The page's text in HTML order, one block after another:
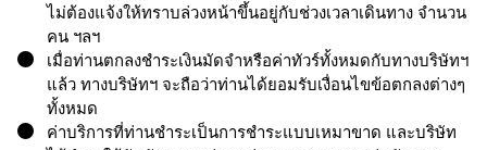
ไม่ต้องแจ้งให้ทราบล่วงหน้าขึ้นอยู่กับช่วงเวลาเดินทาง จำนวน
คน ฯลฯ
เมื่อท่านตกลงชำระเงินมัดจำหรือค่าทัวร์ทั้งหมดกับทางบริษัทฯ
แล้ว ทางบริษัทฯ จะถือว่าท่านได้ยอมรับเงื่อนไขข้อตกลงต่างๆ
ทั้งหมด
ค่าบริการที่ท่านชำระเป็นการชำระแบบเหมาขาด และบริษัท